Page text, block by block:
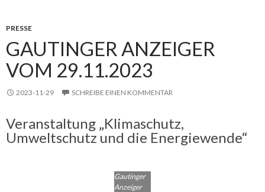
PRESSE
GAUTINGER ANZEIGER
VOM 29.11.2023
2023-11-29 SCHREIBE EINEN KOMMENTAR
Veranstaltung „Klimaschutz,
Umweltschutz und die Energiewende“
Gautinger
Anzeiger